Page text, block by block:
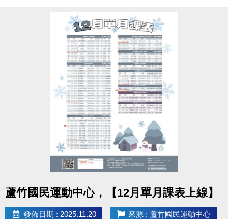
12/3～12/10：舊生原班續報 APP 9 折；臨櫃報名 95
12/11～12/31：APP 報名 9 折
12/31 前：多門課程享特別新年回饋，兩門 9 折；三
【原班學員定義】
曾參加完整 11–12 月期課程或 12 月單月課程，並開
班成功且無退費紀錄之學員。
詳細課程與報名方式，請洽現場櫃檯或來電詢問。
課務部：03-2639066 #115
桃園市蘆竹國民運動中心
所有資訊以中心公告為主，感謝您的支持與陪伴。
祝大家 2026 開運動起、好事連連！
蘆竹國民運動中心，【12月單月課表上線】
發佈日期 : 2025.11.20 來源 : 蘆竹國民運動中心